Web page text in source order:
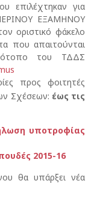
επιλέχτηκαν για
ΕΞΑΜΗΝΟΥ
οριστικό φάκελο
που απαιτούνται
του ΤΔΔΣ
προς φοιτητές
Σχέσεων: έως τις
υποτροφίας
2015-16
θα υπάρξει νέα